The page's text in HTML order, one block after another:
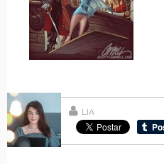
LIA